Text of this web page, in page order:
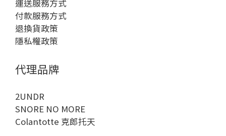
運送服務方式
付款服務方式
退換貨政策
隱私權政策
代理品牌
2UNDR
SNORE NO MORE
Colantotte 克郎托天